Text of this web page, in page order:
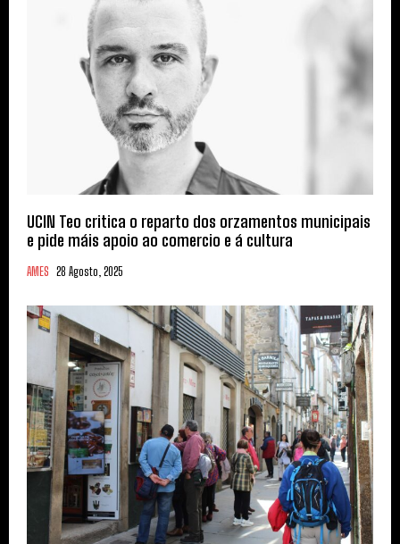
UCIN Teo critica o reparto dos orzamentos municipais
e pide máis apoio ao comercio e á cultura
AMES 28 Agosto, 2025